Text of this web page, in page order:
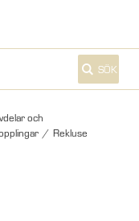
SÖK
och
/ Rekluse